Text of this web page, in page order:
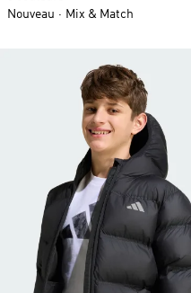
Nouveau
Mix & Match